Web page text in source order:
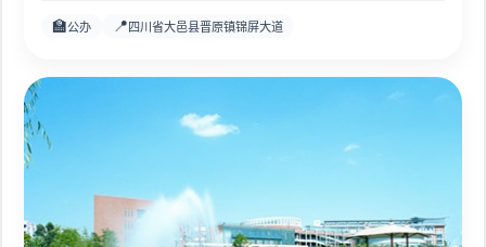
🏫公办 📍四川省大邑县晋原镇锦屏大道